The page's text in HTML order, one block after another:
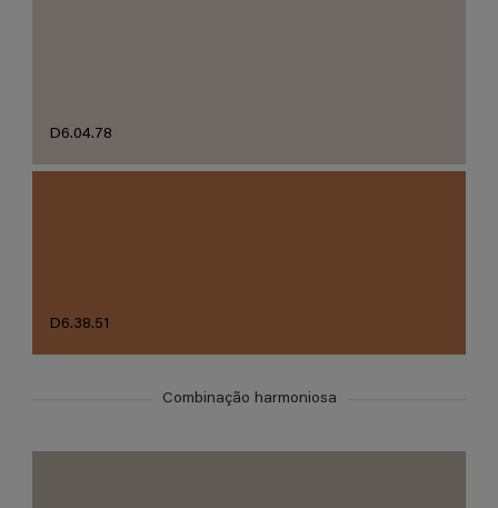
D6.04.78
D6.38.51
Combinação harmoniosa